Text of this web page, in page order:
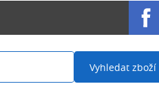
Vyhledat zboží